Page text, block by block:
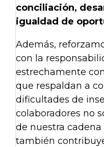
conciliación,
igualdad de
Además,
con la
estrechamente
que respaldan a
dificultades de
colaboradores no
de nuestra
también